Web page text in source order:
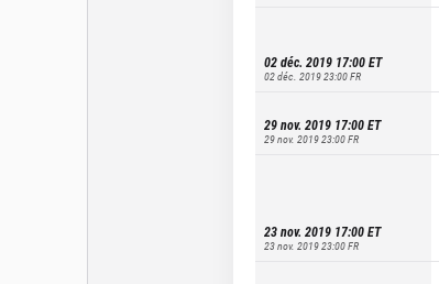
02 déc. 2019 17:00ET
02 déc. 2019 23:00FR
29 nov. 2019 17:00ET
29 nov. 2019 23:00FR
23 nov. 2019 17:00ET
23 nov. 2019 23:00FR